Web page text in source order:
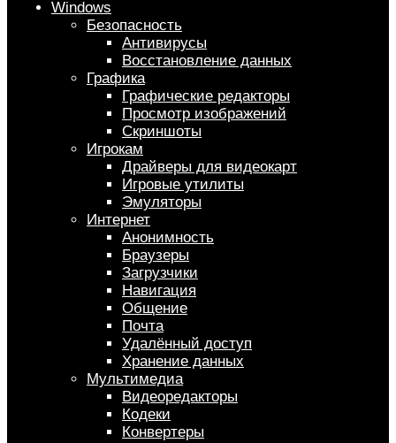
Windows
Безопасность
Антивирусы
Восстановление данных
Графика
Графические редакторы
Просмотр изображений
Скриншоты
Игрокам
Драйверы для видеокарт
Игровые утилиты
Эмуляторы
Интернет
Анонимность
Браузеры
Загрузчики
Навигация
Общение
Почта
Удалённый доступ
Хранение данных
Мультимедиа
Видеоредакторы
Кодеки
Конвертеры